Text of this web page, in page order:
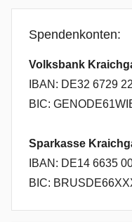
Spendenkonten:
Volksbank
IBAN: DE32 6729
BIC:
Sparkasse
IBAN: DE14 6635
BIC: